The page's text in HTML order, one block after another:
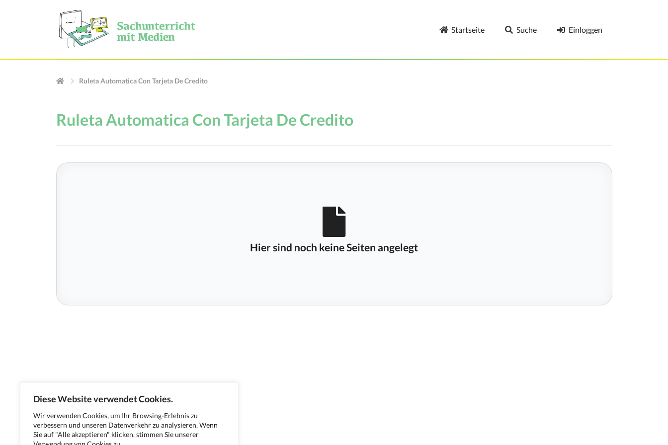
Diese Website verwendet Cookies.
Wir verwenden Cookies, um Ihr Browsing-Erlebnis zu
verbessern und unseren Datenverkehr zu analysieren. Wenn
Sie auf "Alle akzeptieren" klicken, stimmen Sie unserer
Startseite Suche Einloggen
Ruleta Automatica Con Tarjeta De Credito
Ruleta Automatica Con Tarjeta De Credito
Hier sind noch keine Seiten angelegt